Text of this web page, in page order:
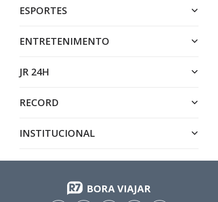
ESPORTES
ENTRETENIMENTO
JR 24H
RECORD
INSTITUCIONAL
BORA VIAJAR